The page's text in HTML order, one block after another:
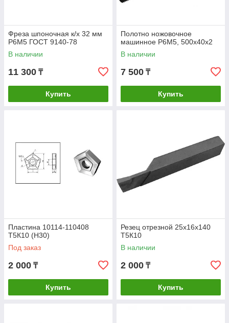
Фреза шпоночная к/х 32 мм
Р6М5 ГОСТ 9140-78
В наличии
11 300 ₸
Купить
Полотно ножовочное
машинное Р6М5, 500х40х2
В наличии
7 500 ₸
Купить
Пластина 10114-110408
Т5К10 (H30)
Под заказ
2 000 ₸
Купить
Резец отрезной 25х16х140
Т5К10
В наличии
2 000 ₸
Купить